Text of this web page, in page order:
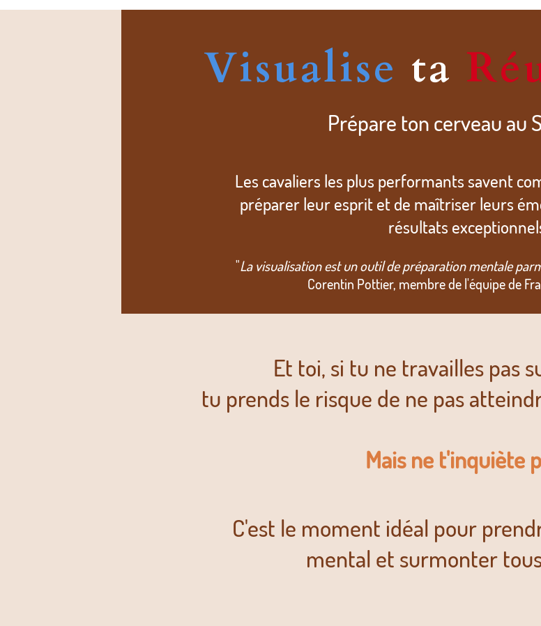
Visualise ta
Prépare ton cerveau au
Les cavaliers les plus performants savent
préparer leur esprit et de maîtriser leurs
résultats
"La visualisation est un outil de préparation mentale
Corentin Pottier, membre de l'équipe de
Et toi, si tu ne travailles pas
tu prends le risque de ne pas
Mais ne t'inquiète
C'est le moment idéal pour
mental et surmonter